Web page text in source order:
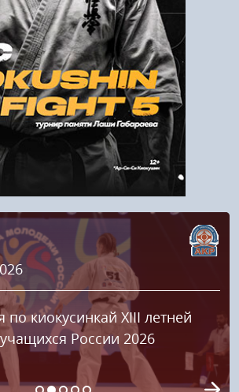
Напомнить пароль
Регистрация
по киокусинкай XIII летней
России 2026